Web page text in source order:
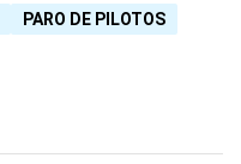
PARO DE PILOTOS